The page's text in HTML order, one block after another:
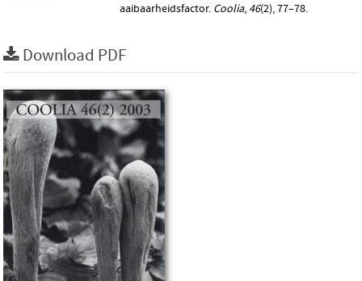
aaibaarheidsfactor. Coolia, 46(2), 77–78.
Download PDF